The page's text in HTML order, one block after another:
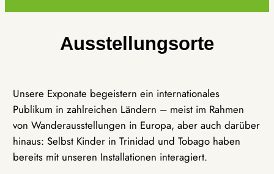
Ausstellungsorte
Unsere Exponate begeistern ein internationales
Publikum in zahlreichen Ländern – meist im Rahmen
von Wanderausstellungen in Europa, aber auch darüber
hinaus: Selbst Kinder in Trinidad und Tobago haben
bereits mit unseren Installationen interagiert.